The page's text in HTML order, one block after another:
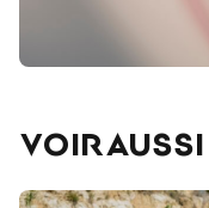
VOIR AUSSI